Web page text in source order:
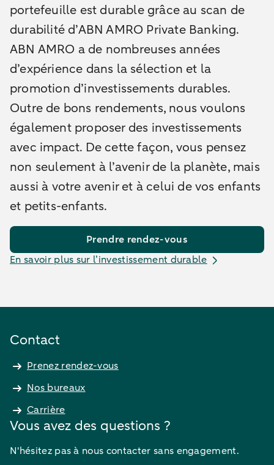
portefeuille est durable grâce au scan de
durabilité d’ABN AMRO Private Banking.
ABN AMRO a de nombreuses années
d’expérience dans la sélection et la
promotion d’investissements durables.
Outre de bons rendements, nous voulons
également proposer des investissements
avec impact. De cette façon, vous pensez
non seulement à l’avenir de la planète, mais
aussi à votre avenir et à celui de vos enfants
et petits-enfants.
Prendre rendez-vous
En savoir plus sur l’investissement durable
Contact
Prenez rendez-vous
Nos bureaux
Carrière
Vous avez des questions ?
N'hésitez pas à nous contacter sans engagement.